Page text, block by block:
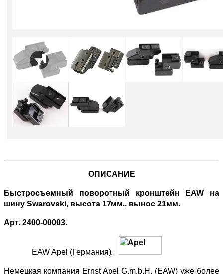
ОПИСАНИЕ
Быстросъемный поворотный кронштейн EAW на
шину Swarovski, высота 17мм., вынос 21мм.
Арт. 2400-00003.
EAW Apel (Германия).
Немецкая компания Ernst Apel G.m.b.H. (EAW) уже более